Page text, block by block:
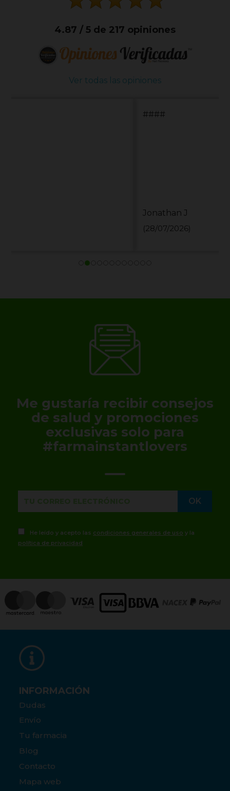
4.87 / 5 de 217 opiniones
Ver todas las opiniones
Me gustaría recibir consejos
de salud y promociones
exclusivas solo para
#farmainstantlovers
He leído y acepto las condiciones generales de uso y la
política de privacidad
INFORMACIÓN
Dudas
Envío
Tu farmacia
Blog
Contacto
Mapa web